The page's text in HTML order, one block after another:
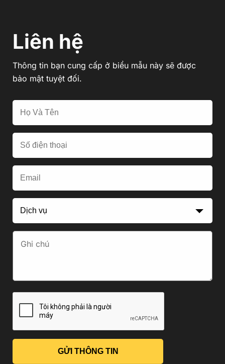
Liên hệ
Thông tin bạn cung cấp ở biểu mẫu này sẽ được
bảo mật tuyệt đối.